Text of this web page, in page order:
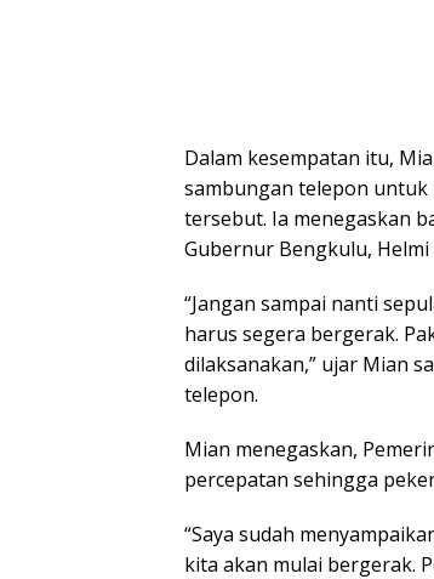
Dalam kesempatan itu,
sambungan telepon untuk
tersebut. Ia menegaskan
Gubernur Bengkulu,
“Jangan sampai nanti
harus segera bergerak.
dilaksanakan,” ujar Mian
telepon.
Mian menegaskan,
percepatan sehingga
“Saya sudah
kita akan mulai bergerak.